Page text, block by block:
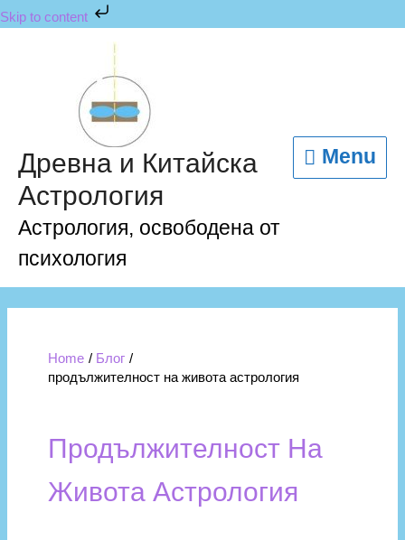
Skip to content
Skip
to
Древна и Китайска
Астрология
Астрология, освободена от
психология
Menu
Home
Блог
продължителност на живота астрология
Продължителност На
Живота Астрология